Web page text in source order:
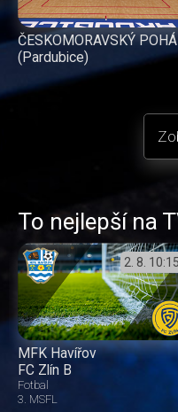
ČESKOMORAVSKÝ
(Pardubice)
To nejlepší na
2. 8. 10:15
MFK Havířov
FC Zlín B
Fotbal
3. MSFL